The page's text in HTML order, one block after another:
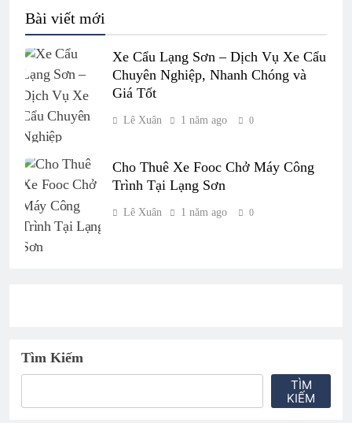
Bài viết mới
Xe Cẩu Lạng Sơn – Dịch Vụ Xe Cẩu
Chuyên Nghiệp, Nhanh Chóng và
Giá Tốt
Lê Xuân 1 năm ago 0
Cho Thuê Xe Fooc Chở Máy Công
Trình Tại Lạng Sơn
Lê Xuân 1 năm ago 0
Tìm Kiếm
TÌM
KIẾM